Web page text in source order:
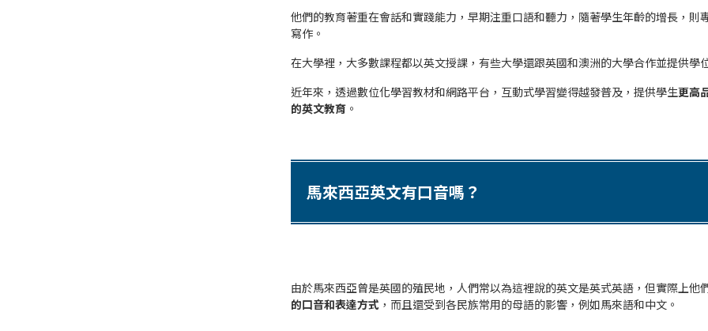
他們的教育著重在會話和實踐能力，早期注重口語和聽力，隨著學生年齡的增長，則
寫作。
在大學裡，大多數課程都以英文授課，有些大學還跟英國和澳洲的大學合作並提供學
近年來，透過數位化學習教材和網路平台，互動式學習變得越發普及，提供學生更高
的英文教育 。
馬來西亞英文有口音嗎？
由於馬來西亞曾是英國的殖民地，人們常以為這裡說的英文是英式英語，但實際上他
的口音和表達方式 ，而且還受到各民族常用的母語的影響，例如馬來語和中文。